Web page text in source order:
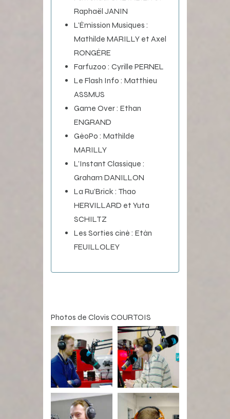
Raphaël JANIN
L’Émission Musiques :
Mathilde MARILLY et Axel
RONGÈRE
Farfuzoo : Cyrille PERNEL
Le Flash Info : Matthieu
ASSMUS
Game Over : Ethan
ENGRAND
GéoPo : Mathilde
MARILLY
L’Instant Classique :
Graham DANILLON
La Ru’Brick : Thao
HERVILLARD et Yuta
SCHILTZ
Les Sorties ciné : Etân
FEUILLOLEY
Photos de Clovis COURTOIS